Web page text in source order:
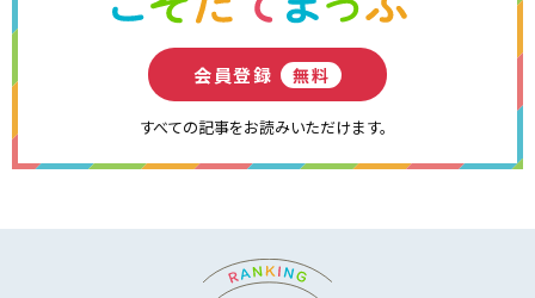
会員登録 無料
すべての記事をお読みいただけます。